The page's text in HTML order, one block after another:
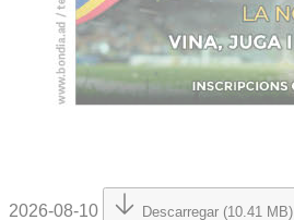
2026-08-10 Descarregar (10.41 MB)